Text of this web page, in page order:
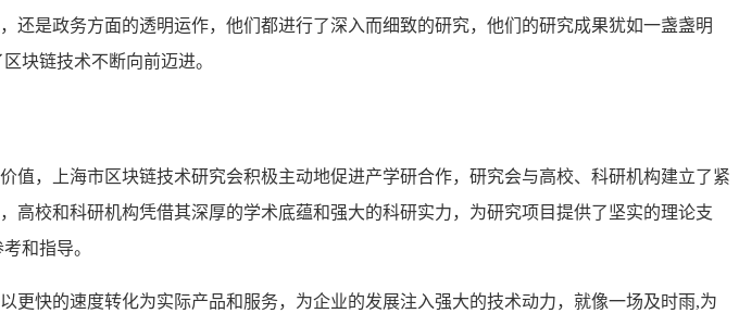
还是政务方面的透明运作，他们都进行了深入而细致的研究，他们的研究成果犹如一盏盏明
块链技术不断向前迈进。
，上海市区块链技术研究会积极主动地促进产学研合作，研究会与高校、科研机构建立了紧
校和科研机构凭借其深厚的学术底蕴和强大的科研实力，为研究项目提供了坚实的理论支
和指导。
快的速度转化为实际产品和服务，为企业的发展注入强大的技术动力，就像一场及时雨,为